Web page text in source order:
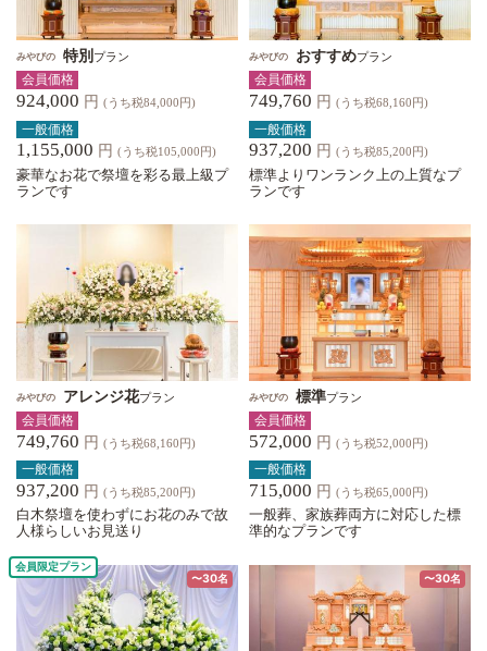
みやびの 特別 プラン
会員価格
924,000 円 (うち税84,000円)
一般価格
1,155,000 円 (うち税105,000円)
豪華なお花で祭壇を彩る最上級プ
ランです
みやびの おすすめプラン
会員価格
749,760 円 (うち税68,160円)
一般価格
937,200 円 (うち税85,200円)
標準よりワンランク上の上質なプ
ランです
みやびの アレンジ花プラン
会員価格
749,760 円 (うち税68,160円)
一般価格
937,200 円 (うち税85,200円)
白木祭壇を使わずにお花のみで故
人様らしいお見送り
みやびの 標準プラン
会員価格
572,000 円 (うち税52,000円)
一般価格
715,000 円 (うち税65,000円)
一般葬、家族葬両方に対応した標
準的なプランです
会員限定プラン
〜30名
〜30名